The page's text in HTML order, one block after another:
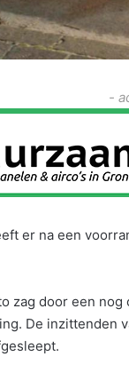
-
er na een
zag door een
De inzittenden